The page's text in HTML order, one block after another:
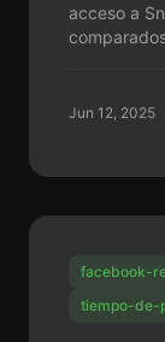
acceso a
Jun 12, 2025
facebook-
tiempo-de-